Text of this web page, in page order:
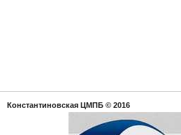
Константиновская ЦМПБ © 2016